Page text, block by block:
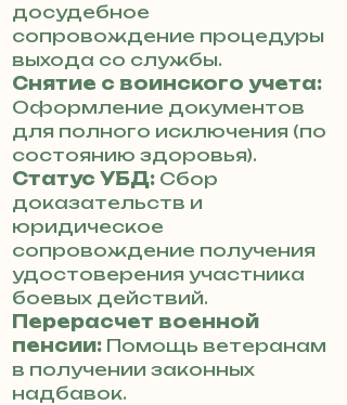
досудебное
сопровождение процедуры
выхода со службы.
Снятие с воинского учета:
Оформление документов
для полного исключения (по
состоянию здоровья).
Статус УБД: Сбор
доказательств и
юридическое
сопровождение получения
удостоверения участника
боевых действий.
Перерасчет военной
пенсии: Помощь ветеранам
в получении законных
надбавок.